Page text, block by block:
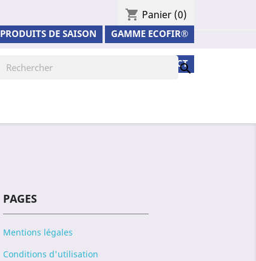
shopping_cart Panier (0)
PRODUITS DE SAISON GAMME ECOFIR®
CONTACT

PAGES
Mentions légales
Conditions d'utilisation